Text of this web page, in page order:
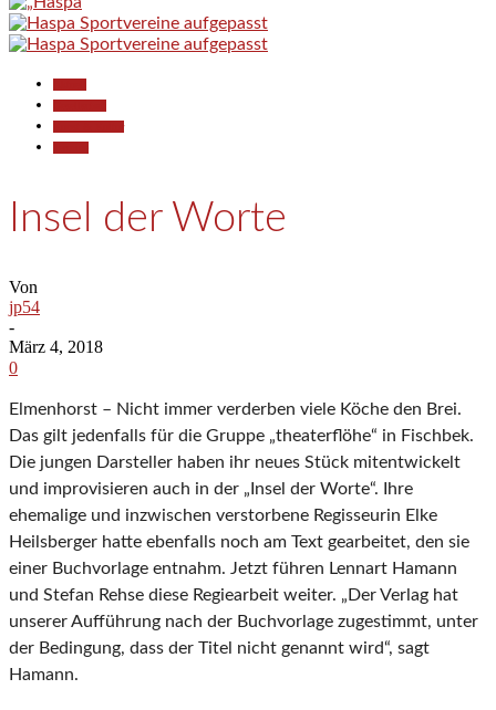
Insel der Worte
Von
jp54
-
März 4, 2018
0
Elmenhorst – Nicht immer verderben viele Köche den Brei.
Das gilt jedenfalls für die Gruppe „theaterflöhe“ in Fischbek.
Die jungen Darsteller haben ihr neues Stück mitentwickelt
und improvisieren auch in der „Insel der Worte“. Ihre
ehemalige und inzwischen verstorbene Regisseurin Elke
Heilsberger hatte ebenfalls noch am Text gearbeitet, den sie
einer Buchvorlage entnahm. Jetzt führen Lennart Hamann
und Stefan Rehse diese Regiearbeit weiter. „Der Verlag hat
unserer Aufführung nach der Buchvorlage zugestimmt, unter
der Bedingung, dass der Titel nicht genannt wird“, sagt
Hamann.